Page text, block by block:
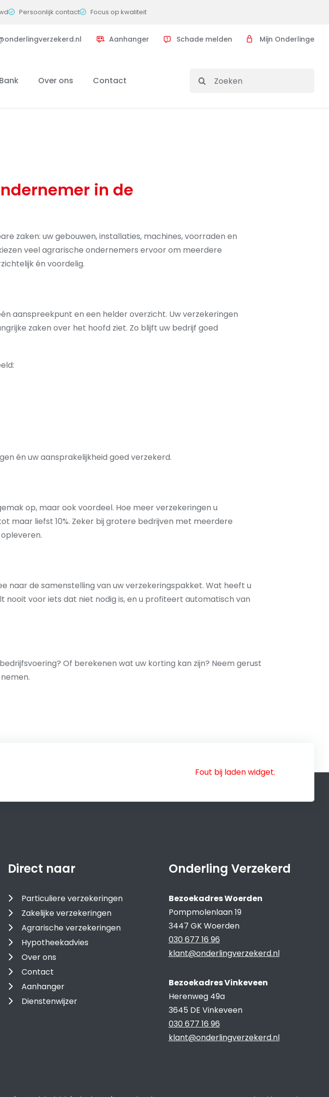
Persoonlijk contact Focus op kwaliteit
Aanhanger Schade melden Mijn Onderlinge
Over ons Contact
Search
in de
zaken: uw gebouwen, installaties, machines, voorraden en
veel agrarische ondernemers ervoor om meerdere
én voordelig.
aanspreekpunt en een helder overzicht. Uw verzekeringen
zaken over het hoofd ziet. Zo blijft uw bedrijf goed
én uw aansprakelijkheid goed verzekerd.
op, maar ook voordeel. Hoe meer verzekeringen u
maar liefst 10%. Zeker bij grotere bedrijven met meerdere
naar de samenstelling van uw verzekeringspakket. Wat heeft u
voor iets dat niet nodig is, en u profiteert automatisch van
Of berekenen wat uw korting kan zijn? Neem gerust
Fout bij laden widget.
Direct naar
Particuliere verzekeringen
Zakelijke verzekeringen
Agrarische verzekeringen
Hypotheekadvies
Over ons
Contact
Aanhanger
Dienstenwijzer
Onderling Verzekerd
Bezoekadres Woerden
Pompmolenlaan 19
3447 GK Woerden
030 677 16 96
klant@onderlingverzekerd.nl
Bezoekadres Vinkeveen
Herenweg 49a
3645 DE Vinkeveen
030 677 16 96
klant@onderlingverzekerd.nl